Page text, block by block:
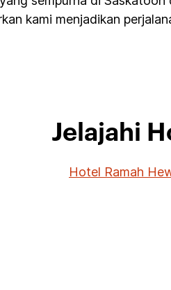
kami menjadikan
Jelajahi
Hotel Ramah